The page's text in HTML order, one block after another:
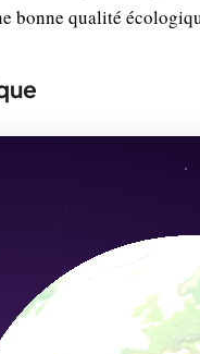
bonne qualité